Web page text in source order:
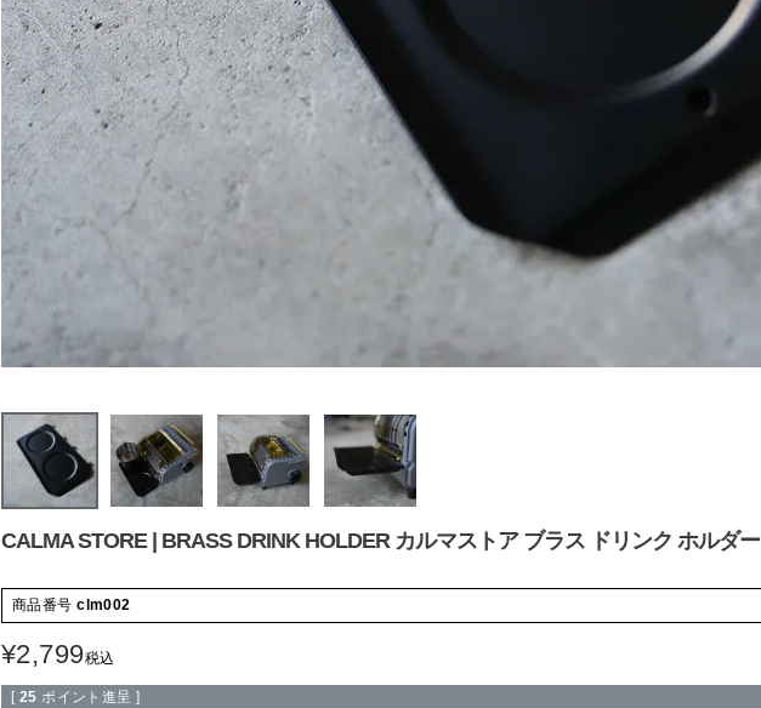
CALMA STORE | BRASS DRINK HOLDER カルマストア ブラス ドリンク ホルダー
商品番号 clm002
¥2,799税込
[ 25 ポイント進呈 ]